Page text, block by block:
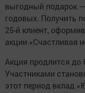
выгодный подарок
годовых. Получить
25-й клиент,
акции «Счастливая
Акция продлится до
Участниками
этот период вклад